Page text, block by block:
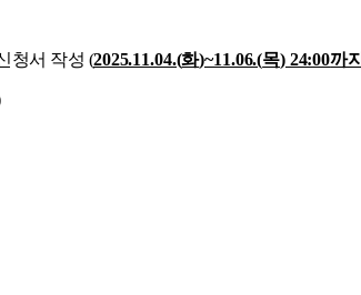
청서 작성 (2025.11.04.(화)~11.06.(목) 24:00까지